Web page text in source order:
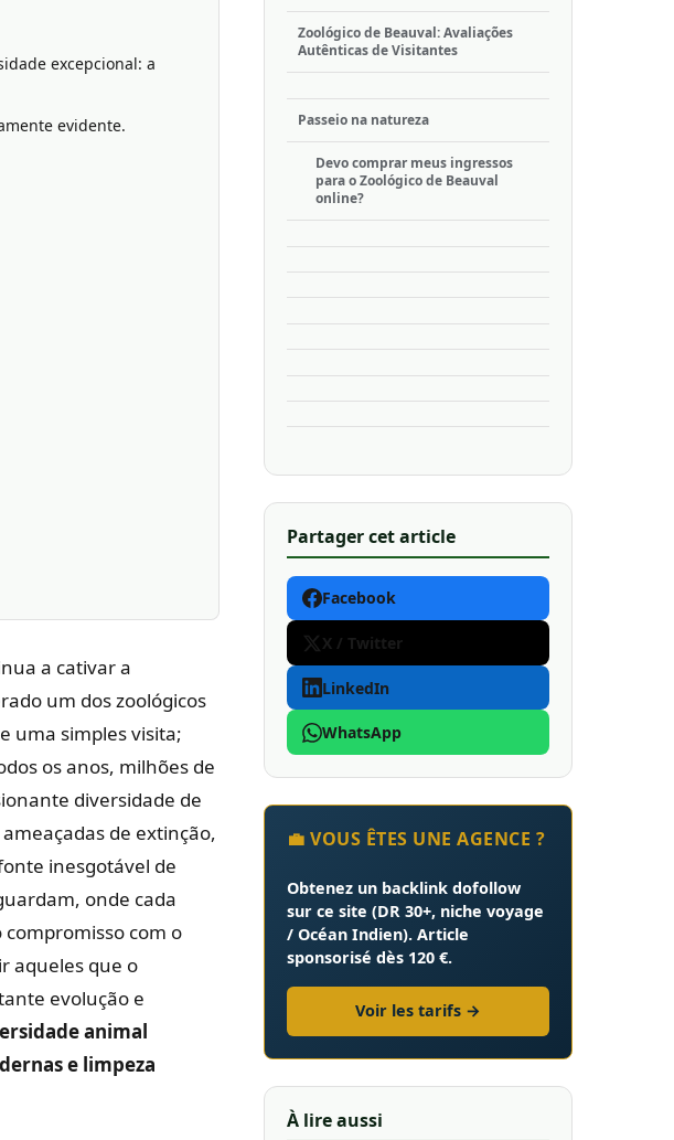
excepcional: a
evidente.
a cativar a
um dos zoológicos
uma simples visita;
os anos, milhões de
diversidade de
de extinção,
inesgotável de
onde cada
com o
aqueles que o
evolução e
animal
e limpeza
Zoológico de Beauval: Avaliações
Autênticas de Visitantes
Passeio na natureza
Devo comprar meus ingressos
para o Zoológico de Beauval
online?
Partager cet article
Facebook
X / Twitter
LinkedIn
WhatsApp
💼 VOUS ÊTES UNE AGENCE ?
Obtenez un backlink dofollow
sur ce site (DR 30+, niche voyage
/ Océan Indien). Article
sponsorisé dès 120 €.
Voir les tarifs →
À lire aussi